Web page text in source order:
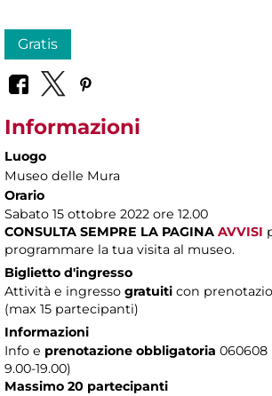
Gratis
Informazioni
Luogo
Museo delle Mura
Orario
Sabato 15 ottobre 2022 ore 12.00
CONSULTA SEMPRE LA PAGINA AVVISI
programmare la tua visita al museo.
Biglietto d'ingresso
Attività e ingresso gratuiti con
(max 15 partecipanti)
Informazioni
Info e prenotazione obbligatoria
9.00-19.00)
Massimo 20 partecipanti